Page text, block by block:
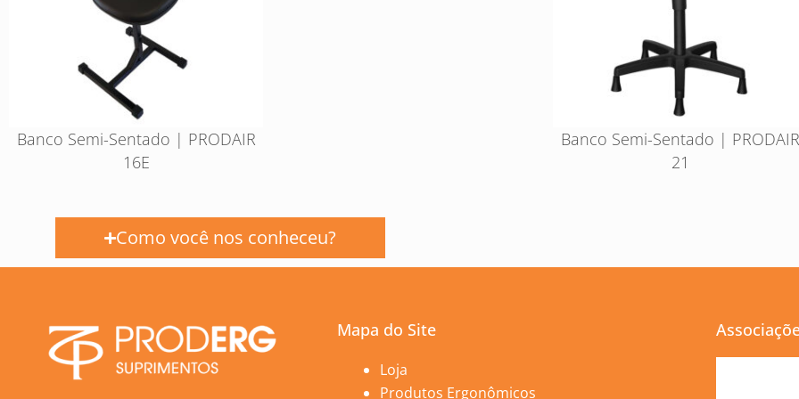
Banco Semi-Sentado | PRODAIR
16E
Banco Semi-Sentado | PRODAIR
21
Como você nos conheceu?
Mapa do Site
Loja
Produtos Ergonômicos